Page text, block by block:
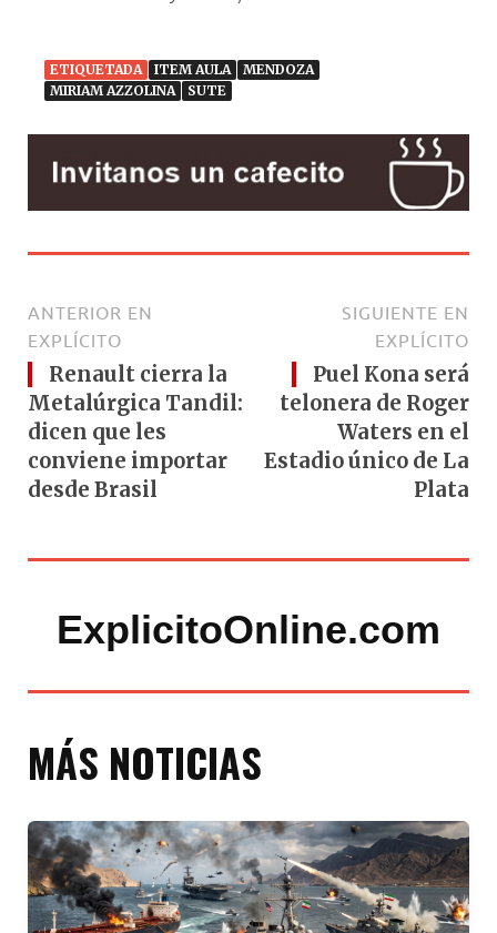
ETIQUETADA ITEM AULA
MENDOZA
MIRIAM AZZOLINA
SUTE
ANTERIOR EN
EXPLÍCITO
Renault cierra la
Metalúrgica Tandil:
dicen que les
conviene importar
desde Brasil
SIGUIENTE EN
EXPLÍCITO
Puel Kona será
telonera de Roger
Waters en el
Estadio único de La
Plata
ExplicitoOnline.com
MÁS NOTICIAS